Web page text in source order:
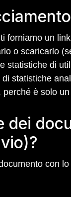
forniamo un
o scaricarlo
statistiche di
statistiche
è solo un
dei
con